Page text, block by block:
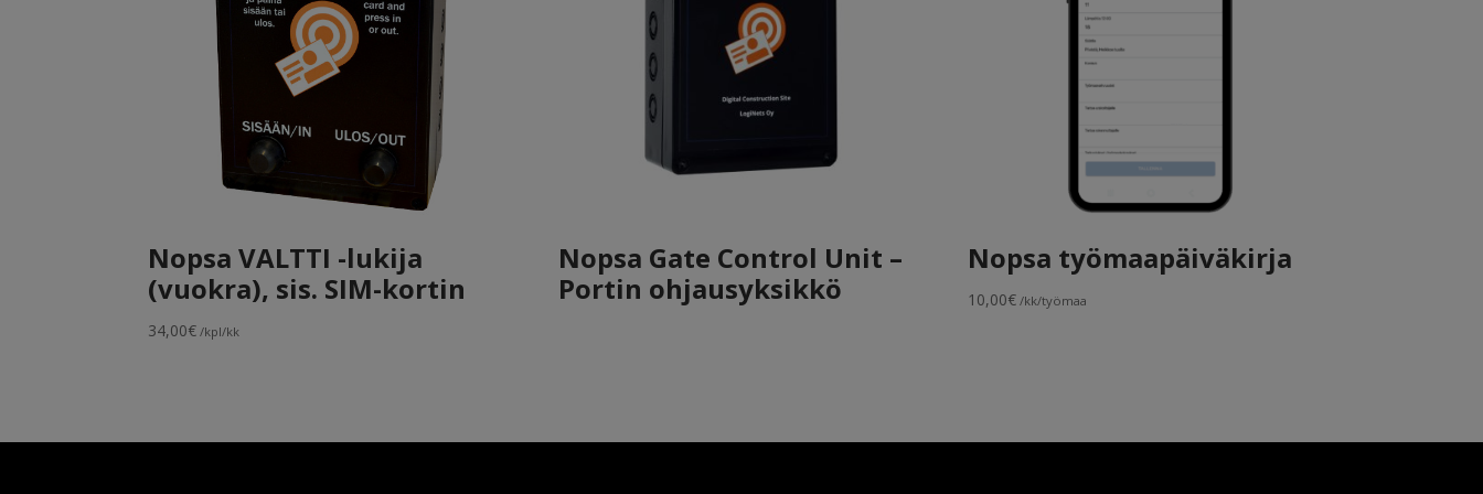
Nopsa VALTTI -lukija
(vuokra), sis. SIM-kortin
34,00€ /kpl/kk
Nopsa Gate Control Unit –
Portin ohjausyksikkö
Nopsa työmaapäiväkirja
10,00€ /kk/työmaa